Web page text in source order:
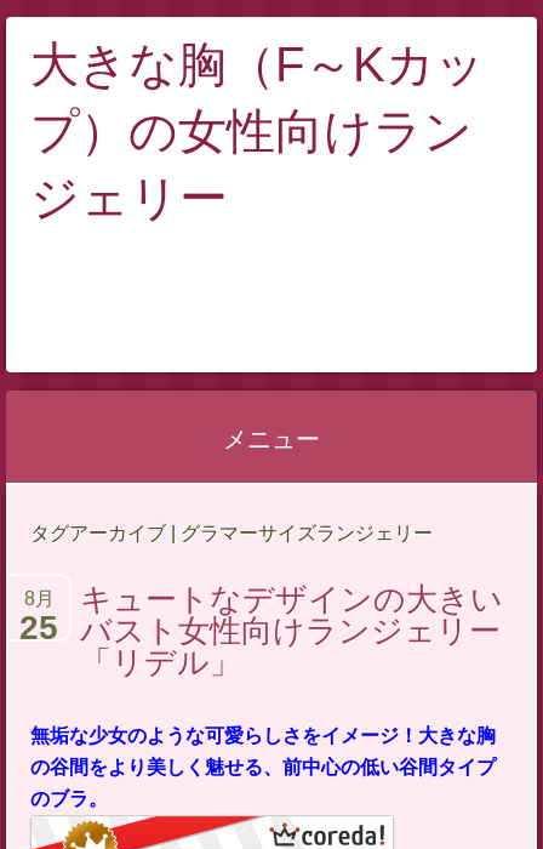
大きな胸（F～Kカッ
プ）の女性向けラン
ジェリー
メニュー
ン
ン
ツ
キ
タグアーカイブ | グラマーサイズランジェリー
キュートなデザインの大きい
バスト女性向けランジェリー
「リデル」
8月
25
無垢な少女のような可愛らしさをイメージ！大きな胸
の谷間をより美しく魅せる、前中心の低い谷間タイプ
のブラ。